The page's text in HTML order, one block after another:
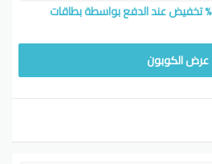
كوبون في اي بي براندس 25% تخفيض عند الدفع بواسطة بطاقات
عرض الكوبون